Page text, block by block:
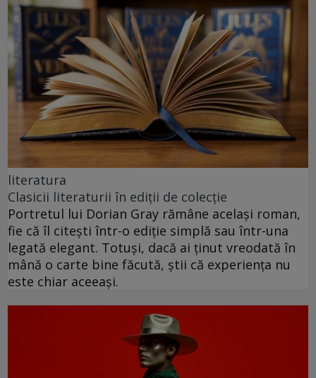
literatura
Clasicii literaturii în ediții de colecție
Portretul lui Dorian Gray rămâne același roman,
fie că îl citești într-o ediție simplă sau într-una
legată elegant. Totuși, dacă ai ținut vreodată în
mână o carte bine făcută, știi că experiența nu
este chiar aceeași.